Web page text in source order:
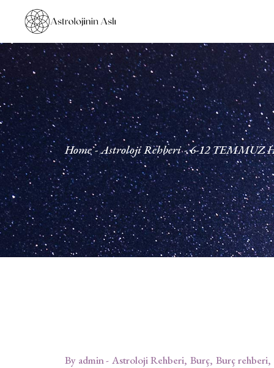
Home Astroloji Rehberi 6-12 TEMMUZ
By admin Astroloji Rehberi Burç Burç rehberi